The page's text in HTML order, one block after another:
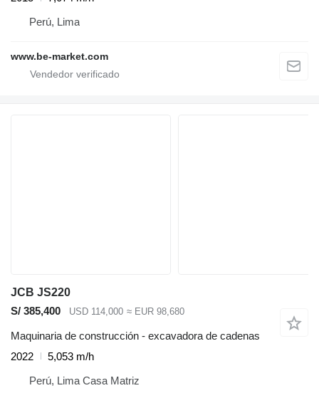
Perú, Lima
www.be-market.com
JCB JS220
S/ 385,400
USD 114,000 ≈ EUR 98,680
Maquinaria de construcción - excavadora de cadenas
2022
5,053 m/h
Perú, Lima Casa Matriz